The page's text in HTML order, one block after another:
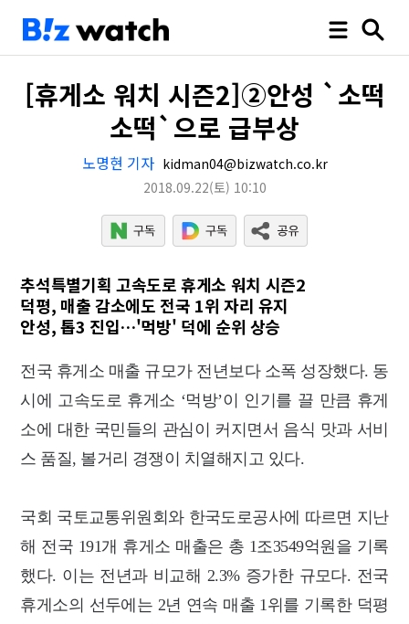
[휴게소 워치 시즌2]②안성 `소떡
소떡`으로 급부상
노명현 기자 kidman04@bizwatch.co.kr
2018.09.22(토) 10:10
추석특별기획 고속도로 휴게소 워치 시즌2
덕평, 매출 감소에도 전국 1위 자리 유지
안성, 톱3 진입…'먹방' 덕에 순위 상승
전국 휴게소 매출 규모가 전년보다 소폭 성장했다. 동
시에 고속도로 휴게소 ‘먹방’이 인기를 끌 만큼 휴게
소에 대한 국민들의 관심이 커지면서 음식 맛과 서비
스 품질, 볼거리 경쟁이 치열해지고 있다.
국회 국토교통위원회와 한국도로공사에 따르면 지난
해 전국 191개 휴게소 매출은 총 1조3549억원을 기록
했다. 이는 전년과 비교해 2.3% 증가한 규모다. 전국
휴게소의 선두에는 2년 연속 매출 1위를 기록한 덕평